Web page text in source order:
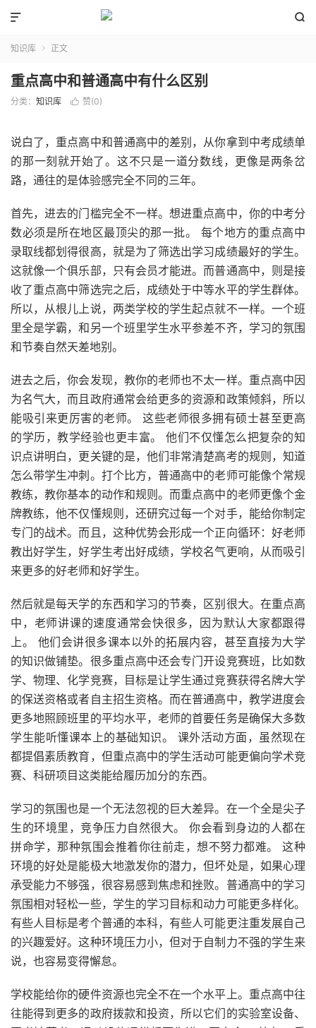


知识库  正文
重点高中和普通高中有什么区别
分类： 知识库  赞(0)
说白了，重点高中和普通高中的差别，从你拿到中考成绩单
的那一刻就开始了。这不只是一道分数线，更像是两条岔
路，通往的是体验感完全不同的三年。
首先，进去的门槛完全不一样。想进重点高中，你的中考分
数必须是所在地区最顶尖的那一批。 每个地方的重点高中
录取线都划得很高，就是为了筛选出学习成绩最好的学生。
这就像一个俱乐部，只有会员才能进。而普通高中，则是接
收了重点高中筛选完之后，成绩处于中等水平的学生群体。
所以，从根儿上说，两类学校的学生起点就不一样。一个班
里全是学霸，和另一个班里学生水平参差不齐，学习的氛围
和节奏自然天差地别。
进去之后，你会发现，教你的老师也不太一样。重点高中因
为名气大，而且政府通常会给更多的资源和政策倾斜，所以
能吸引来更厉害的老师。 这些老师很多拥有硕士甚至更高
的学历，教学经验也更丰富。 他们不仅懂怎么把复杂的知
识点讲明白，更关键的是，他们非常清楚高考的规则，知道
怎么带学生冲刺。打个比方，普通高中的老师可能像个常规
教练，教你基本的动作和规则。而重点高中的老师更像个金
牌教练，他不仅懂规则，还研究过每一个对手，能给你制定
专门的战术。而且，这种优势会形成一个正向循环：好老师
教出好学生，好学生考出好成绩，学校名气更响，从而吸引
来更多的好老师和好学生。
然后就是每天学的东西和学习的节奏，区别很大。在重点高
中，老师讲课的速度通常会快很多，因为默认大家都跟得
上。 他们会讲很多课本以外的拓展内容，甚至直接为大学
的知识做铺垫。很多重点高中还会专门开设竞赛班，比如数
学、物理、化学竞赛，目标是让学生通过竞赛获得名牌大学
的保送资格或者自主招生资格。而在普通高中，教学进度会
更多地照顾班里的平均水平，老师的首要任务是确保大多数
学生能听懂课本上的基础知识。 课外活动方面，虽然现在
都提倡素质教育，但重点高中的学生活动可能更偏向学术竞
赛、科研项目这类能给履历加分的东西。
学习的氛围也是一个无法忽视的巨大差异。在一个全是尖子
生的环境里，竞争压力自然很大。 你会看到身边的人都在
拼命学，那种氛围会推着你往前走，想不努力都难。 这种
环境的好处是能极大地激发你的潜力，但坏处是，如果心理
承受能力不够强，很容易感到焦虑和挫败。普通高中的学习
氛围相对轻松一些，学生的学习目标和动力可能更多样化。
有些人目标是考个普通的本科，有些人可能更注重发展自己
的兴趣爱好。这种环境压力小，但对于自制力不强的学生来
说，也容易变得懈怠。
学校能给你的硬件资源也完全不在一个水平上。重点高中往
往能得到更多的政府拨款和投资，所以它们的实验室设备、